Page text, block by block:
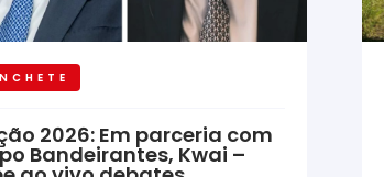
2026: Em parceria com
Bandeirantes, Kwai –